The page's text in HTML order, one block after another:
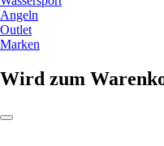
Angeln
Outlet
Marken
Wird zum